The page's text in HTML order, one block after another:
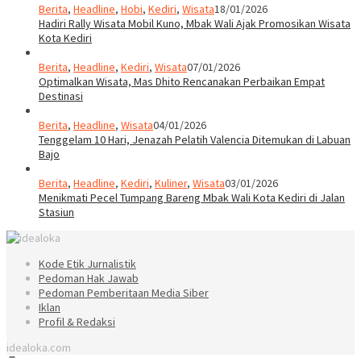
Berita, Headline, Hobi, Kediri, Wisata18/01/2026
Hadiri Rally Wisata Mobil Kuno, Mbak Wali Ajak Promosikan Wisata
Kota Kediri
Berita, Headline, Kediri, Wisata07/01/2026
Optimalkan Wisata, Mas Dhito Rencanakan Perbaikan Empat
Destinasi
Berita, Headline, Wisata04/01/2026
Tenggelam 10 Hari, Jenazah Pelatih Valencia Ditemukan di Labuan
Bajo
Berita, Headline, Kediri, Kuliner, Wisata03/01/2026
Menikmati Pecel Tumpang Bareng Mbak Wali Kota Kediri di Jalan
Stasiun
Kode Etik Jurnalistik
Pedoman Hak Jawab
Pedoman Pemberitaan Media Siber
Iklan
Profil & Redaksi
idealoka.com